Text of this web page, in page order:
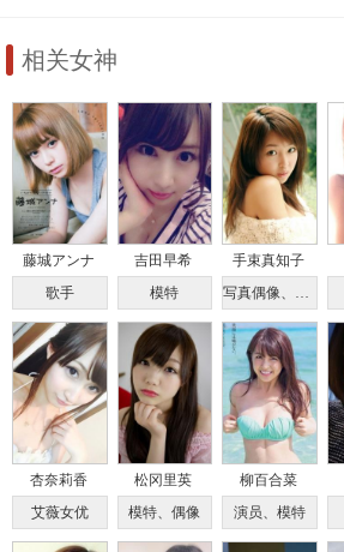
相关女神
藤城アンナ
歌手
吉田早希
模特
手束真知子
写真偶像、歌手
杏奈莉香
艾薇女优
松冈里英
模特、偶像
柳百合菜
演员、模特